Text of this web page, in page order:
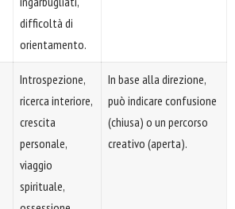
difficoltà di
orientamento.
Introspezione,
ricerca interiore,
crescita
personale,
viaggio
spirituale,
In base alla direzione,
può indicare confusione
(chiusa) o un percorso
creativo (aperta).